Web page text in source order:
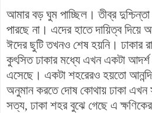
আমার বড় ঘুম পাচ্ছিল। তীব্র
পারছে না। এদের হাতে দায়িত্ব দিয়ে
ঈদের ছুটি তখনও শেষ হয়নি। ঢাকার
কুৎসিত ঢাকার মধ্যে এখন একটা
এসেছে। একটা শহরেরও হয়তো
অনুমান করতে দোষ কোথায় ঢাকা এখন
সত্য, ঢাকা শহর বুঝে গেছে এ